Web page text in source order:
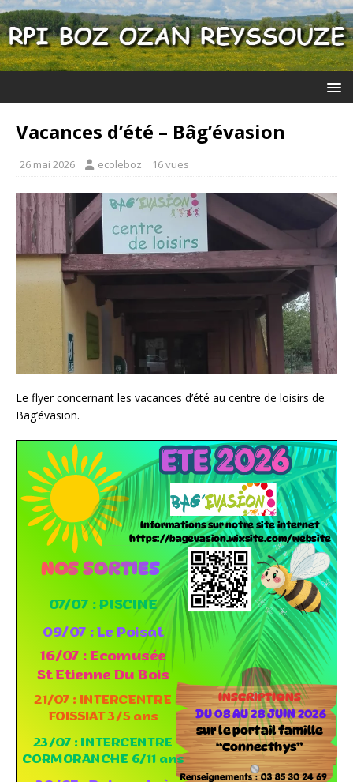
Vacances d’été – Bâg’évasion
26 mai 2026 ecoleboz 16 vues
Le flyer concernant les vacances d’été au centre de loisirs de
Bag’évasion.